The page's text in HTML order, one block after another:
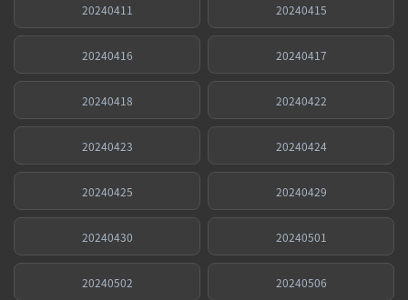
20240411 20240415
20240416 20240417
20240418 20240422
20240423 20240424
20240425 20240429
20240430 20240501
20240502 20240506